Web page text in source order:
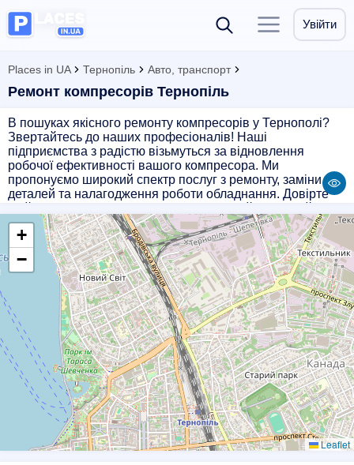
Увійти
Places in UA Тернопіль Авто, транспорт
Ремонт компресорів Тернопіль
В пошуках якісного ремонту компресорів у Тернополі?
Звертайтесь до наших професіоналів! Наші
підприємства з радістю візьмуться за відновлення
робочої ефективності вашого компресора. Ми
пропонуємо широкий спектр послуг з ремонту, заміни
деталей та налагодження роботи обладнання. Довірте
сервіс за доступними цінами. Звертайтеся до нас і ваш
компресор знову буде працювати на повну потужність!
+
−
Leaflet